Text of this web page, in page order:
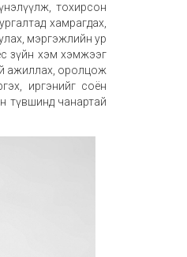
тохирсон
хамрагдах,
мэргэжлийн ур
зүйн хэм хэмжээг
ажиллах, оролцож
иргэнийг соён
түвшинд чанартай